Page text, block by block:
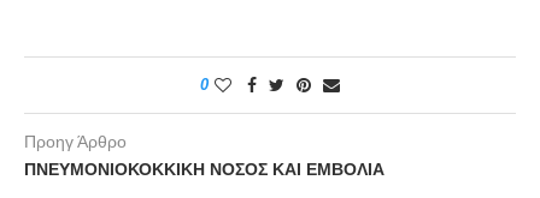
0
Προηγ Άρθρο
ΠΝΕΥΜΟΝΙΟΚΟΚΚΙΚΗ ΝΟΣΟΣ ΚΑΙ ΕΜΒΟΛΙΑ